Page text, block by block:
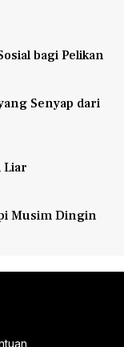
bagi Pelikan
Senyap dari
Liar
Musim Dingin